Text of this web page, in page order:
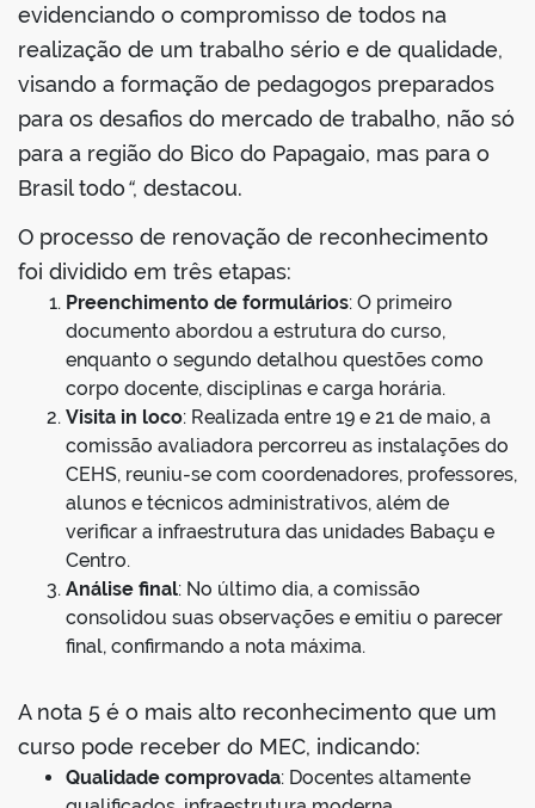
evidenciando o compromisso de todos na
realização de um trabalho sério e de qualidade,
visando a formação de pedagogos preparados
para os desafios do mercado de trabalho, não só
para a região do Bico do Papagaio, mas para o
Brasil todo“, destacou.
O processo de renovação de reconhecimento
foi dividido em três etapas:
Preenchimento de formulários: O primeiro
documento abordou a estrutura do curso,
enquanto o segundo detalhou questões como
corpo docente, disciplinas e carga horária.
Visita in loco: Realizada entre 19 e 21 de maio, a
comissão avaliadora percorreu as instalações do
CEHS, reuniu-se com coordenadores, professores,
alunos e técnicos administrativos, além de
verificar a infraestrutura das unidades Babaçu e
Centro.
Análise final: No último dia, a comissão
consolidou suas observações e emitiu o parecer
final, confirmando a nota máxima.
A nota 5 é o mais alto reconhecimento que um
curso pode receber do MEC, indicando:
Qualidade comprovada: Docentes altamente